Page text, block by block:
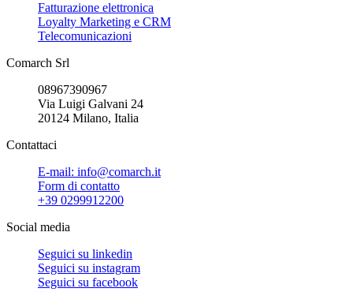
Fatturazione elettronica
Loyalty Marketing e CRM
Telecomunicazioni
Comarch Srl
08967390967
Via Luigi Galvani 24
20124 Milano, Italia
Contattaci
E-mail: info@comarch.it
Form di contatto
+39 0299912200
Social media
Seguici su linkedin
Seguici su instagram
Seguici su facebook